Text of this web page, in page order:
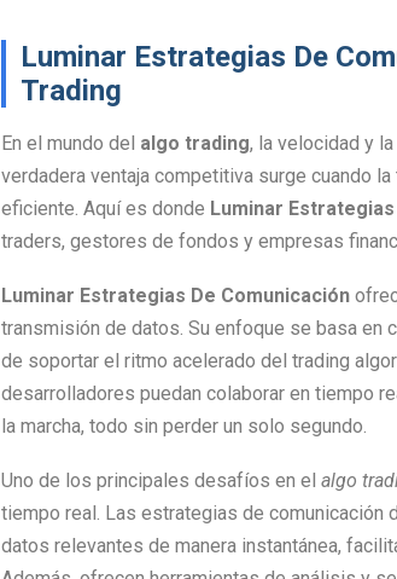
Luminar Estrategias De
Trading
En el mundo del algo trading, la velocidad y
verdadera ventaja competitiva surge cuando
eficiente. Aquí es donde Luminar
traders, gestores de fondos y empresas
Luminar Estrategias De Comunicación
transmisión de datos. Su enfoque se basa en
de soportar el ritmo acelerado del trading
desarrolladores puedan colaborar en tiempo
la marcha, todo sin perder un solo segundo.
Uno de los principales desafíos en elalgo
tiempo real. Las estrategias de comunicación
datos relevantes de manera instantánea,